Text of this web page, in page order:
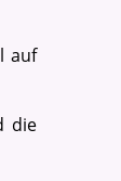
auf
die